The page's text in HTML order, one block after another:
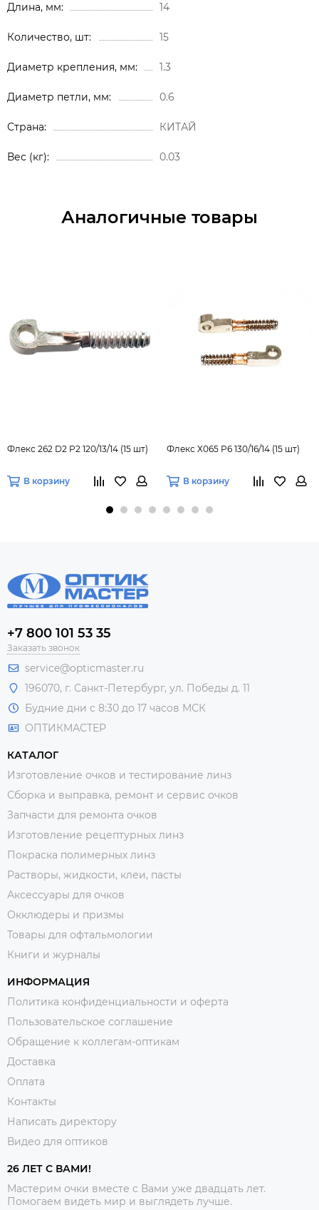
Длина, мм 14
Количество, шт 15
Диаметр крепления, мм 1.3
Диаметр петли, мм 0.6
Страна КИТАЙ
Вес (кг) 0.03
Аналогичные товары
Флекс 262 D2 P2 120/13/14 (15 шт)
В корзину
Флекс Х065 P6 130/16/14 (15 шт)
В корзину
+7 800 101 53 35
Заказать звонок
service@opticmaster.ru
196070, г. Санкт-Петербург, ул. Победы д. 11
Будние дни с 8:30 до 17 часов МСК
ОПТИКМАСТЕР
КАТАЛОГ
Изготовление очков и тестирование линз
Сборка и выправка, ремонт и сервис очков
Запчасти для ремонта очков
Изготовление рецептурных линз
Покраска полимерных линз
Растворы, жидкости, клеи, пасты
Аксессуары для очков
Окклюдеры и призмы
Товары для офтальмологии
Книги и журналы
ИНФОРМАЦИЯ
Политика конфиденциальности и оферта
Пользовательское соглашение
Обращение к коллегам-оптикам
Доставка
Оплата
Контакты
Написать директору
Видео для оптиков
26 ЛЕТ С ВАМИ!
Мастерим очки вместе с Вами уже двадцать лет.
Помогаем видеть мир и выглядеть лучше.